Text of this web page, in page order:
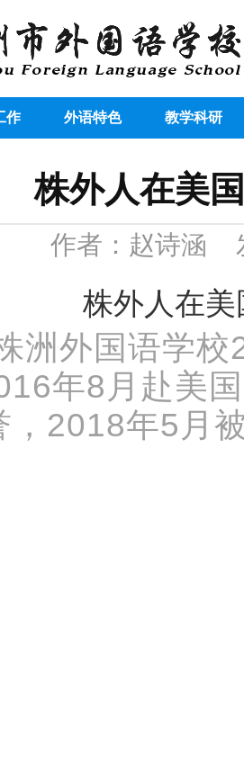
作 外语特色 教学科研
株外人在美
作者：赵诗涵
株外
洲外国语学
年8月赴美
，2018年5月